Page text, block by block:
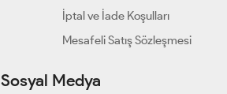
İptal ve İade Koşulları
Mesafeli Satış Sözleşmesi
Sosyal Medya